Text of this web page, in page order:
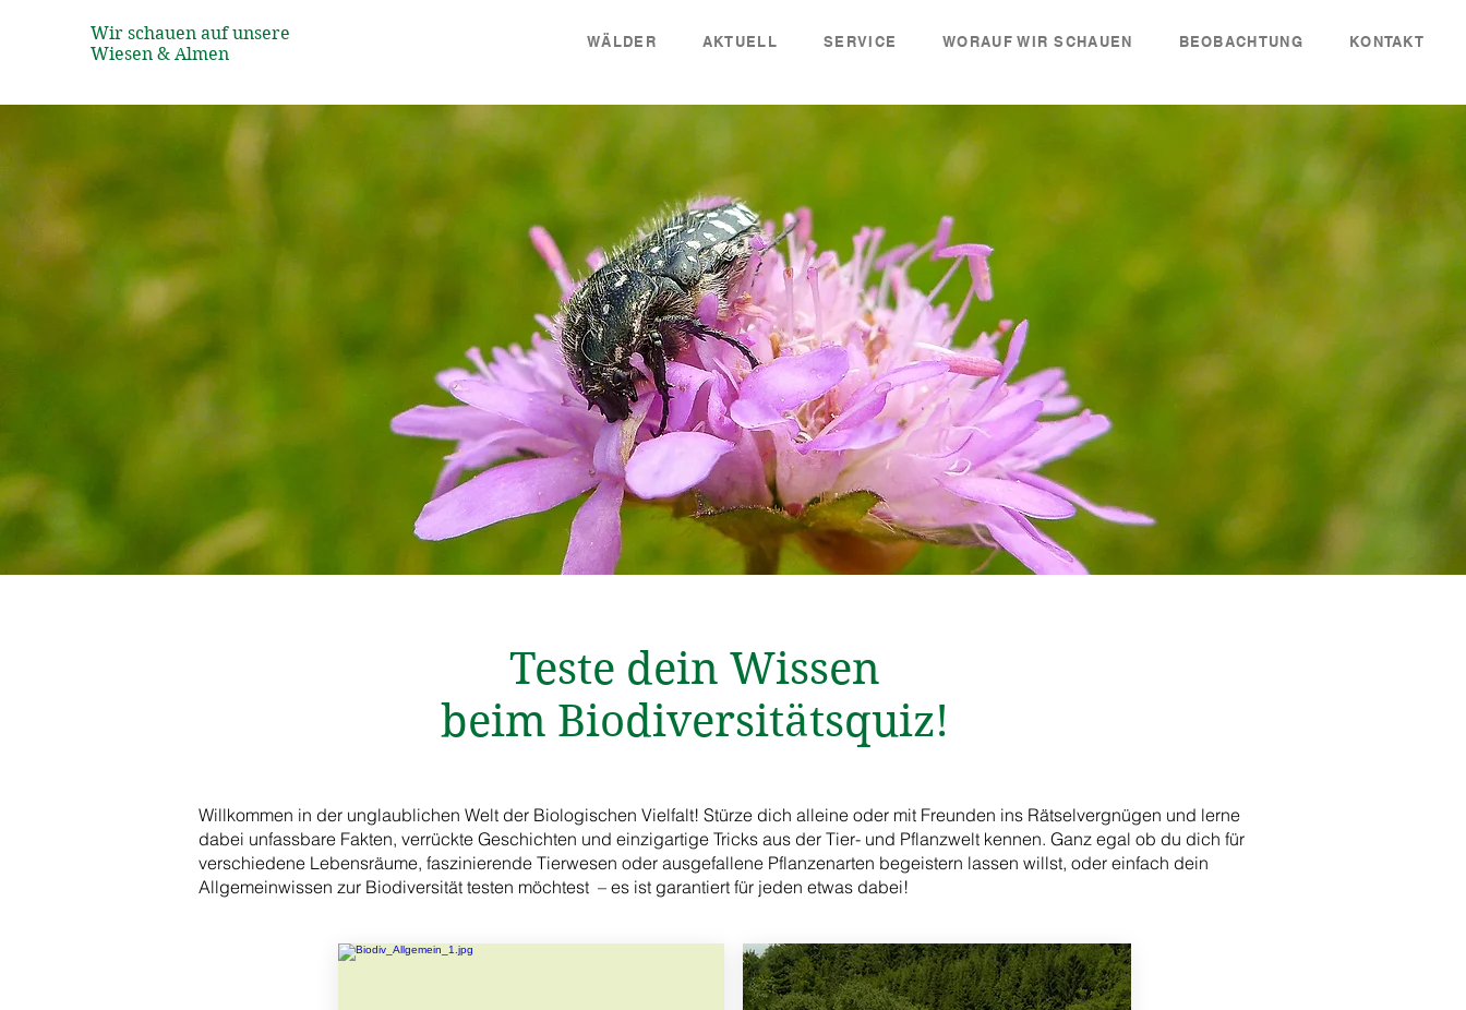
WÄLDER AKTUELL SERVICE WORAUF WIR SCHAUEN BEOBACHTUNG KONTAKT
Wir schauen auf unsere
Wiesen & Almen
Teste dein Wissen
beim Biodiversitätsquiz!
Willkommen in der unglaublichen Welt der Biologischen Vielfalt! Stürze dich alleine oder mit Freunden ins Rätselvergnügen und lerne
dabei unfassbare Fakten, verrückte Geschichten und einzigartige Tricks aus der Tier- und Pflanzwelt kennen. Ganz egal ob du dich für
verschiedene Lebensräume, faszinierende Tierwesen oder ausgefallene Pflanzenarten begeistern lassen willst, oder einfach dein
Allgemeinwissen zur Biodiversität testen möchtest – es ist garantiert für jeden etwas dabei!